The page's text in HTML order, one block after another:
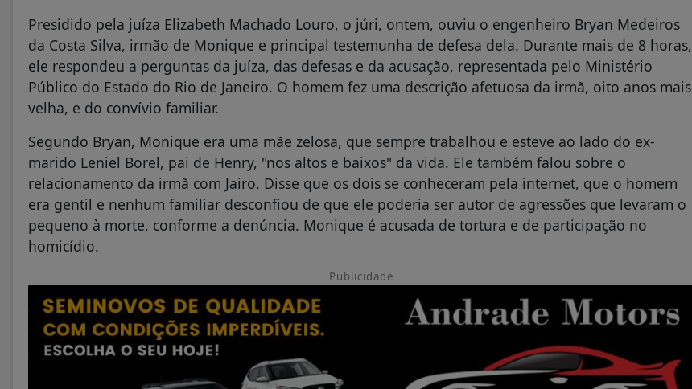
Presidido pela juíza Elizabeth Machado Louro, o júri, ontem, ouviu o engenheiro Bryan Medeiros
da Costa Silva, irmão de Monique e principal testemunha de defesa dela. Durante mais de 8 horas,
ele respondeu a perguntas da juíza, das defesas e da acusação, representada pelo Ministério
Público do Estado do Rio de Janeiro. O homem fez uma descrição afetuosa da irmã, oito anos mais
velha, e do convívio familiar.
Segundo Bryan, Monique era uma mãe zelosa, que sempre trabalhou e esteve ao lado do ex-
marido Leniel Borel, pai de Henry, "nos altos e baixos" da vida. Ele também falou sobre o
relacionamento da irmã com Jairo. Disse que os dois se conheceram pela internet, que o homem
era gentil e nenhum familiar desconfiou de que ele poderia ser autor de agressões que levaram o
pequeno à morte, conforme a denúncia. Monique é acusada de tortura e de participação no
homicídio.
Publicidade